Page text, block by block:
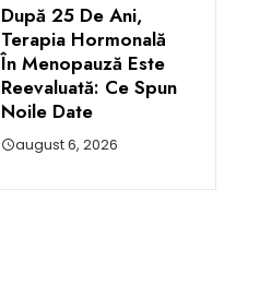
După 25 De Ani,
Terapia Hormonală
În Menopauză Este
Reevaluată: Ce Spun
Noile Date
august 6, 2026